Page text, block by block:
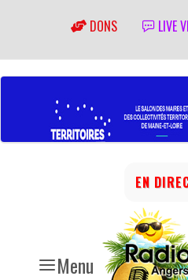
DONS LIVE
Menu
EN